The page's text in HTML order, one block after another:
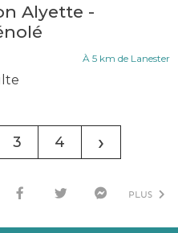
Alyette -
À 5 km de Lanester
3 4 ›
BOO
TTER
ENG
PLUS